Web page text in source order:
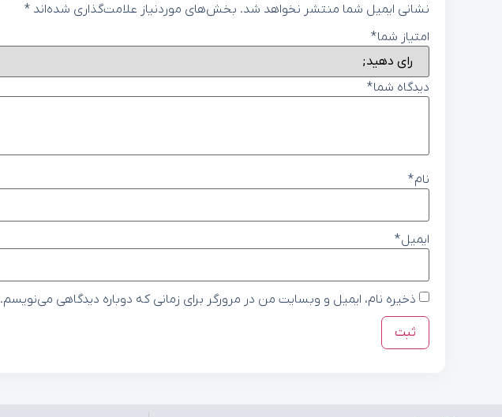
نشانی ایمیل شما منتشر نخواهد شد. بخش‌های موردنیاز علامت‌گذاری شده‌اند *
امتیاز شما*
دیدگاه شما*
نام*
ایمیل*
ذخیره نام، ایمیل و وبسایت من در مرورگر برای زمانی که دوباره دیدگاهی می‌نویسم.